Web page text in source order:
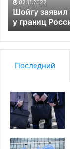
НАТО
для
Последний